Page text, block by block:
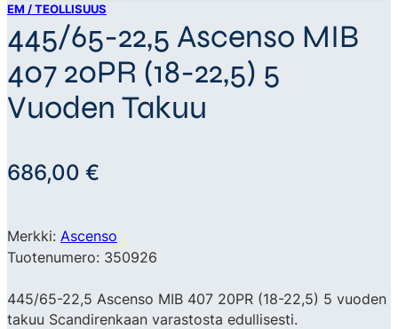
EM / TEOLLISUUS
445/65-22,5 Ascenso MIB
407 20PR (18-22,5) 5
Vuoden Takuu
686,00 €
Merkki: Ascenso
Tuotenumero: 350926
445/65-22,5 Ascenso MIB 407 20PR (18-22,5) 5 vuoden
takuu Scandirenkaan varastosta edullisesti.